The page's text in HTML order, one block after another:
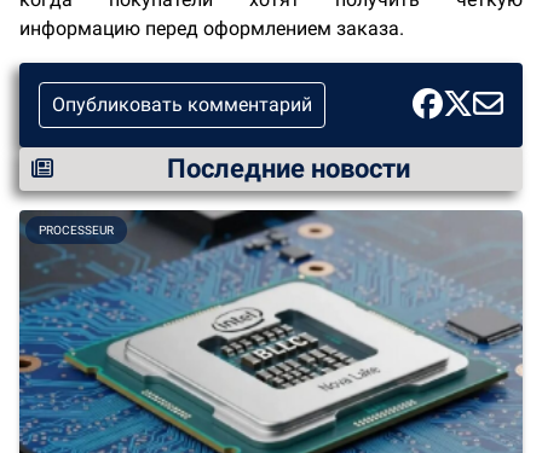
информацию перед оформлением заказа.
Опубликовать комментарий
Последние новости
PROCESSEUR